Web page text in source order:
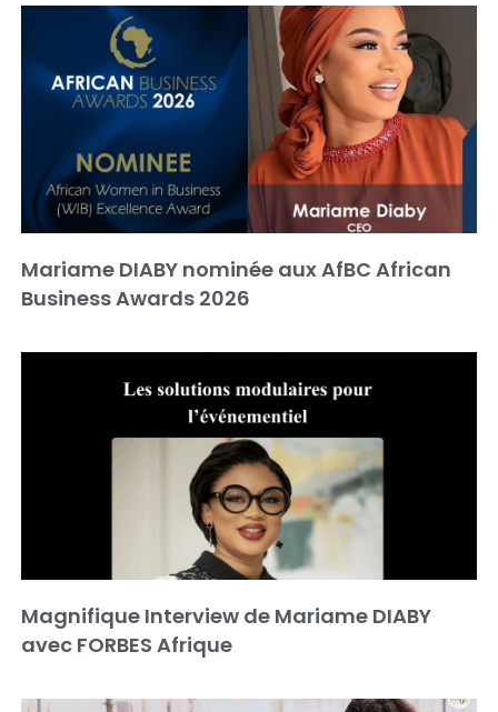
Mariame DIABY nominée aux AfBC African
Business Awards 2026
Magnifique Interview de Mariame DIABY
avec FORBES Afrique